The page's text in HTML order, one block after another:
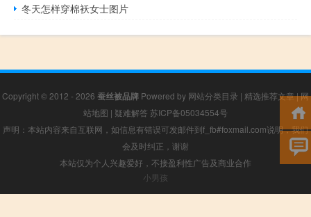
冬天怎样穿棉袄女士图片
Copyright © 2012 - 2026 蚕丝被品牌 Powered by 网站分类目录 | 精选推荐文章|网
站地图 | 疑难解答 苏ICP备05034554号
声明：本站内容来自互联网，如信息有错误可发邮件到f_fb#foxmail.com说明，我们
会及时纠正，谢谢
本站仅为个人兴趣爱好，不接盈利性广告及商业合作
小男孩